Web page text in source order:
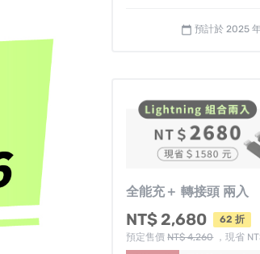
calendar_today 預計於 2025
全能充＋ 轉接頭 兩入
NT$ 2,680
62 折
預定售價NT$ 4,260，現省